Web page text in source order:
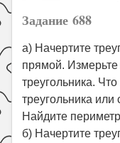
Задание 688
а) Начертите
прямой.
треугольника.
треугольника или
Найдите
б) Начертите